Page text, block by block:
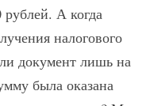
рублей. А когда
налогового
документ лишь на
была оказана